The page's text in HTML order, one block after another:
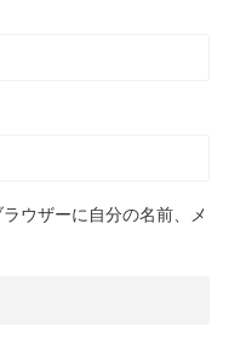
ウザーに自分の名前、メ